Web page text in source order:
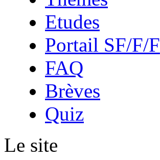
Etudes
Portail SF/F/F
FAQ
Brèves
Quiz
Le site